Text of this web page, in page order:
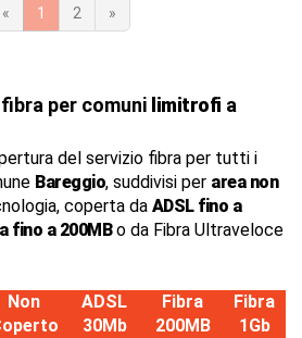
« 1 2 »
per comuni limitrofi a
del servizio fibra per tutti i
Bareggio, suddivisi per area non
coperta da ADSL fino a
fino a 200MBo da Fibra Ultraveloce
Non
ADSL
30Mb
Fibra
200MB
Fibra
1Gb